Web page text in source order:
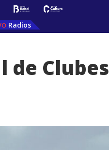
Radios
de Clubes